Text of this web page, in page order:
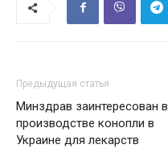
Предыдущая статья
Минздрав заинтересован в
производстве конопли в
Украине для лекарств